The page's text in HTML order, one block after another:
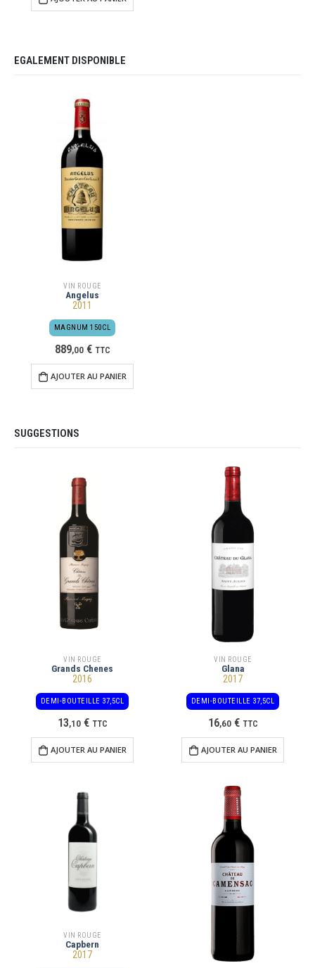
EGALEMENT DISPONIBLE
VIN ROUGE
Angelus
2011
MAGNUM 150CL
889,00 € TTC
AJOUTER AU PANIER
SUGGESTIONS
VIN ROUGE
Grands Chenes
2016
DEMI-BOUTEILLE 37,5CL
13,10 € TTC
AJOUTER AU PANIER
VIN ROUGE
Glana
2017
DEMI-BOUTEILLE 37,5CL
16,60 € TTC
AJOUTER AU PANIER
VIN ROUGE
Capbern
2017